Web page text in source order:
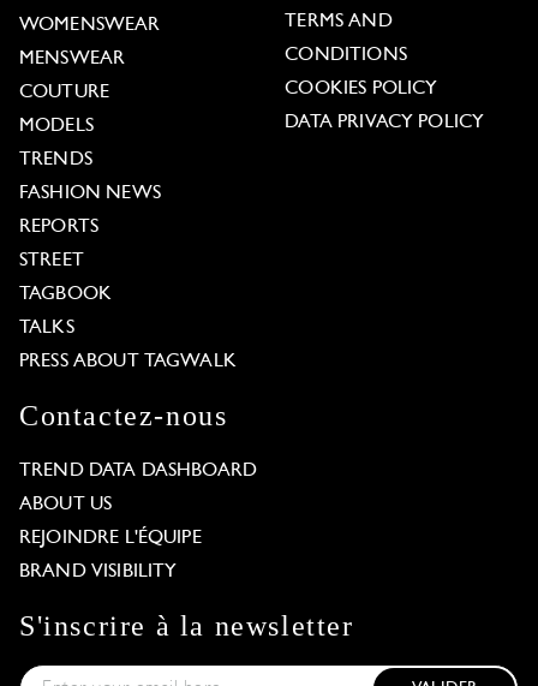
WOMENSWEAR
MENSWEAR
COUTURE
MODELS
TRENDS
FASHION NEWS
REPORTS
STREET
TAGBOOK
TALKS
PRESS ABOUT TAGWALK
TERMS AND
CONDITIONS
COOKIES POLICY
DATA PRIVACY POLICY
Contactez-nous
TREND DATA DASHBOARD
ABOUT US
REJOINDRE L'ÉQUIPE
BRAND VISIBILITY
S'inscrire à la newsletter